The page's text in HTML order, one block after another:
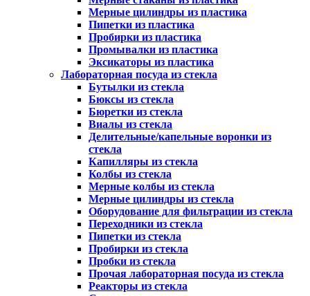
Мерные цилиндры из пластика
Пипетки из пластика
Пробирки из пластика
Промывалки из пластика
Эксикаторы из пластика
Лабораторная посуда из стекла
Бутылки из стекла
Бюксы из стекла
Бюретки из стекла
Виалы из стекла
Делительные/капельные воронки из
стекла
Капилляры из стекла
Колбы из стекла
Мерные колбы из стекла
Мерные цилиндры из стекла
Оборудование для фильтрации из стекла
Переходники из стекла
Пипетки из стекла
Пробирки из стекла
Пробки из стекла
Прочая лабораторная посуда из стекла
Реакторы из стекла